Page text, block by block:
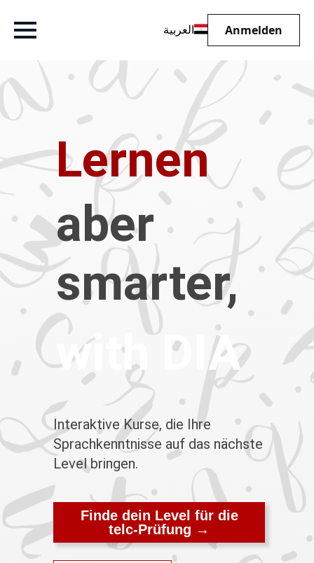
العربية Anmelden
Lernen
aber
smarter,
with DIA
Interaktive Kurse, die Ihre
Sprachkenntnisse auf das nächste
Level bringen.
Finde dein Level für die
telc-Prüfung →